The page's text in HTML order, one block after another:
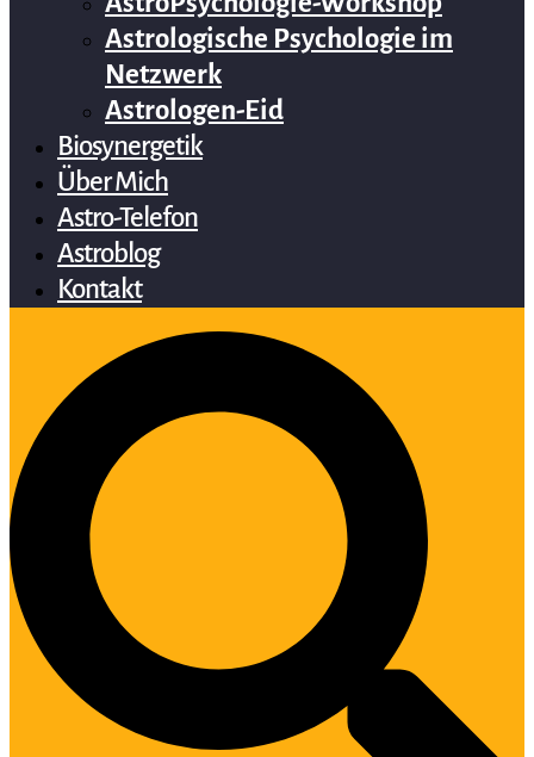
Astrologische Psychologie im
Netzwerk
Astrologen-Eid
Biosynergetik
Über Mich
Astro-Telefon
Astroblog
Kontakt